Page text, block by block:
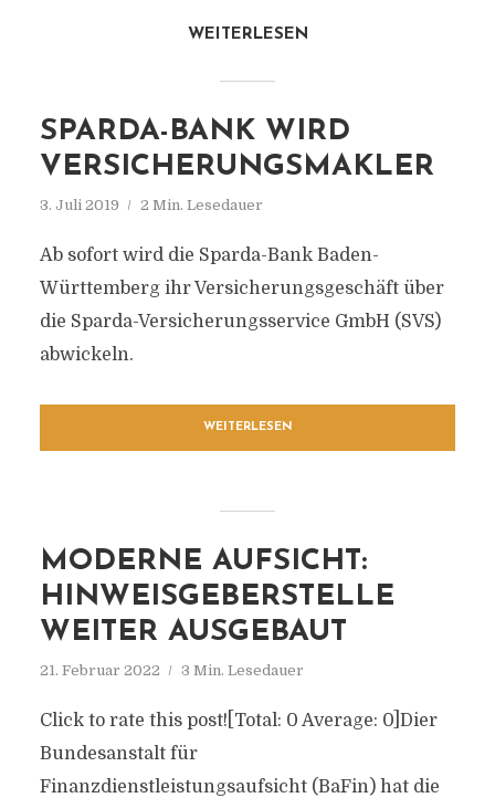
WEITERLESEN
SPARDA-BANK WIRD
VERSICHERUNGSMAKLER
3. Juli 2019 2 Min. Lesedauer
Ab sofort wird die Sparda-Bank Baden-
Württemberg ihr Versicherungsgeschäft über
die Sparda-Versicherungsservice GmbH (SVS)
abwickeln.
WEITERLESEN
MODERNE AUFSICHT:
HINWEISGEBERSTELLE
WEITER AUSGEBAUT
21. Februar 2022 3 Min. Lesedauer
Click to rate this post![Total: 0 Average: 0]Dier
Bundesanstalt für
Finanzdienstleistungsaufsicht (BaFin) hat die